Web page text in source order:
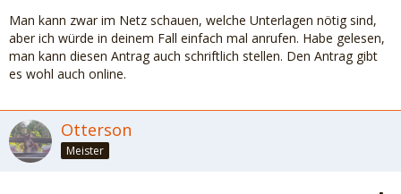
Man kann zwar im Netz schauen, welche Unterlagen nötig sind,
aber ich würde in deinem Fall einfach mal anrufen. Habe gelesen,
man kann diesen Antrag auch schriftlich stellen. Den Antrag gibt
es wohl auch online.
Otterson
Meister